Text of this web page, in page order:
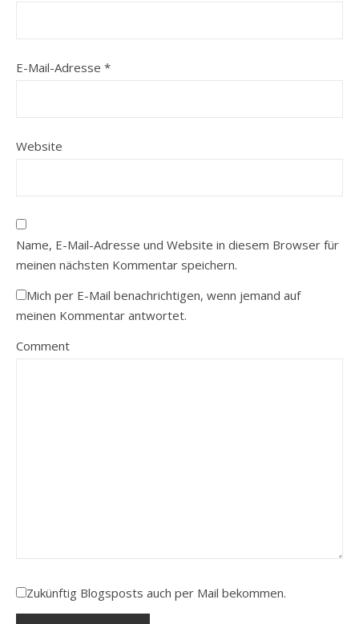
E-Mail-Adresse *
Website
Name, E-Mail-Adresse und Website in diesem Browser für
meinen nächsten Kommentar speichern.
Mich per E-Mail benachrichtigen, wenn jemand auf
meinen Kommentar antwortet.
Comment
Zukünftig Blogsposts auch per Mail bekommen.